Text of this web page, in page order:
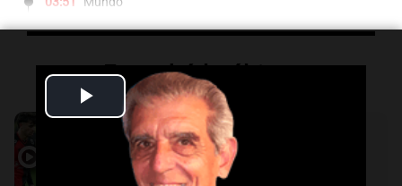
Play
Video
de la tormenta tropical Dolphin
Mundo
Indonesia intensifica la lucha contra
incendios forestales en el monte Bromo y
otras regiones
Escuchá lo último
Audio.Boletín de Calificaciones de
Marcelo Lamberti (Defensa y Justicia 2
- 1 Newell's)
Deportes Rosario